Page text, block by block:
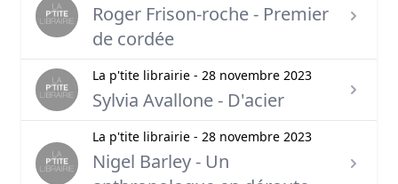
Roger Frison-roche - Premier
de cordée
La p'tite librairie - 28 novembre 2023
Sylvia Avallone - D'acier
La p'tite librairie - 28 novembre 2023
Nigel Barley - Un